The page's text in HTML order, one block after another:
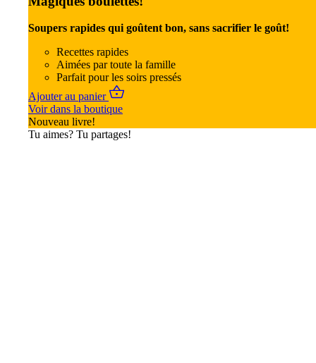
Soupers rapides qui goûtent bon, sans sacrifier le goût!
Recettes rapides
Aimées par toute la famille
Parfait pour les soirs pressés
Ajouter au panier
Voir dans la boutique
Nouveau livre!
Tu aimes? Tu partages!